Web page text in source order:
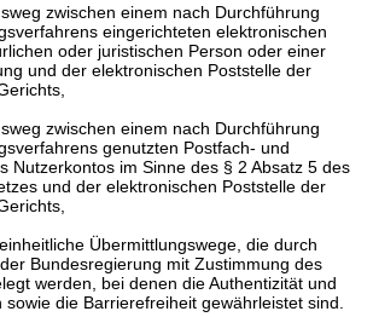
zwischen einem nach Durchführung
eingerichteten elektronischen
oder juristischen Person oder einer
und der elektronischen Poststelle der
zwischen einem nach Durchführung
genutzten Postfach- und
Nutzerkontos im Sinne des § 2 Absatz 5 des
und der elektronischen Poststelle der
Übermittlungswege, die durch
Bundesregierung mit Zustimmung des
werden, bei denen die Authentizität und
die Barrierefreiheit gewährleistet sind.